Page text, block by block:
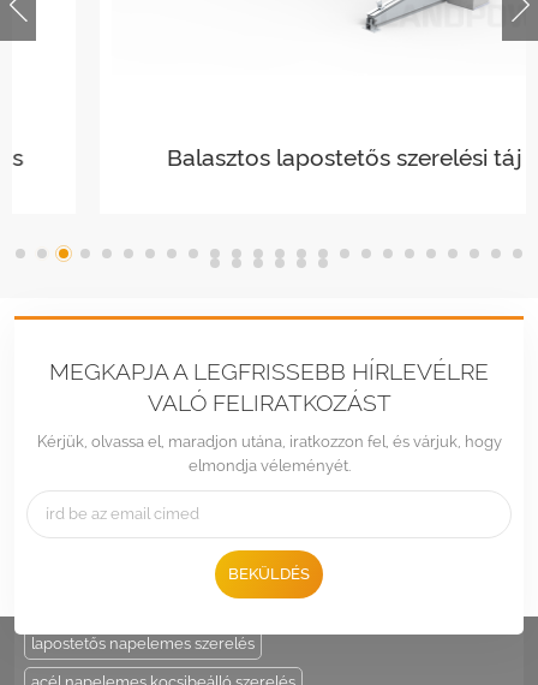
Balasztos lapostetős szerelési táj
MEGKAPJA A LEGFRISSEBB HÍRLEVÉLRE
VALÓ FELIRATKOZÁST
Kérjük, olvassa el, maradjon utána, iratkozzon fel, és várjuk, hogy
elmondja véleményét.
BEKÜLDÉS
Tel : +86 -592-6212776
Email : Sales@LandpowerSolar.com
Add : Unit 206-9, No 15, Duiying Road, Jimei District, Xiamen, China
lapostetős napelemes szerelés